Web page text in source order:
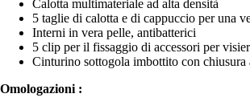
Calotta multimateriale ad alta densità
5 taglie di calotta e di cappuccio per una
Interni in vera pelle, antibatterici
5 clip per il fissaggio di accessori per
Cinturino sottogola imbottito con chiusura
Omologazioni :